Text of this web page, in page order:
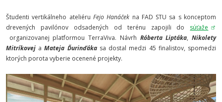
Študenti vertikálneho ateliéru Fejo Hanáček na FAD STU sa s konceptom
drevených pavilónov odsadených od terénu zapojili do
súťaže
organizovanej platformou TerraViva. Návrh Róberta Liptáka, Nikolety
Mitríkovej aMateja Ďurinďáka sa dostal medzi 45 finalistov, spomedzi
ktorých porota vyberie ocenené projekty.